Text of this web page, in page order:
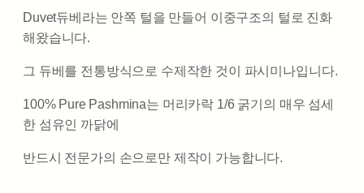
Duvet듀베라는 안쪽 털을 만들어 이중구조의 털로 진화
해왔습니다.
그 듀베를 전통방식으로 수제작한 것이 파시미나입니다.
100% Pure Pashmina는 머리카락 1/6 굵기의 매우 섬세
한 섬유인 까닭에
반드시 전문가의 손으로만 제작이 가능합니다.